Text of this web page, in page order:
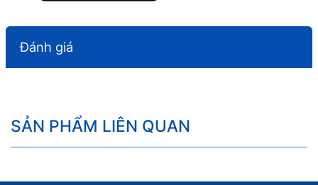
Đánh giá
SẢN PHẨM LIÊN QUAN